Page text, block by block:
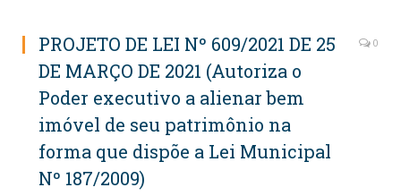
PROJETO DE LEI Nº 609/2021 DE 25
DE MARÇO DE 2021 (Autoriza o
Poder executivo a alienar bem
imóvel de seu patrimônio na
forma que dispõe a Lei Municipal
Nº 187/2009)
0